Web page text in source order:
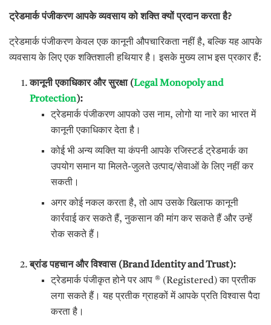
ट्रेडमार्क पंजीकरण आपके व्यवसाय को शक्ति क्यों प्रदान करता है?
ट्रेडमार्क पंजीकरण केवल एक कानूनी औपचारिकता नहीं है, बल्कि यह आपके
व्यवसाय के लिए एक शक्तिशाली हथियार है। इसके मुख्य लाभ इस प्रकार हैं:
कानूनी एकाधिकार और सुरक्षा (Legal Monopoly and
Protection):
ट्रेडमार्क पंजीकरण आपको उस नाम, लोगो या नारे का भारत में
कानूनी एकाधिकार देता है।
कोई भी अन्य व्यक्ति या कंपनी आपके रजिस्टर्ड ट्रेडमार्क का
उपयोग समान या मिलते-जुलते उत्पाद/सेवाओं के लिए नहीं कर
सकती।
अगर कोई नकल करता है, तो आप उसके खिलाफ कानूनी
कार्रवाई कर सकते हैं, नुकसान की मांग कर सकते हैं और उन्हें
रोक सकते हैं।
ब्रांड पहचान और विश्वास (Brand Identity and Trust):
ट्रेडमार्क पंजीकृत होने पर आप ® (Registered) का प्रतीक
लगा सकते हैं। यह प्रतीक ग्राहकों में आपके प्रति विश्वास पैदा
करता है।